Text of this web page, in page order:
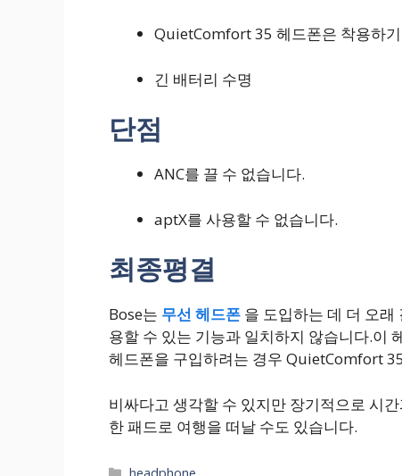
QuietComfort 35 헤드폰은 착용하
긴 배터리 수명
단점
ANC를 끌 수 없습니다.
aptX를 사용할 수 없습니다.
최종평결
Bose는 무선 헤드폰 을 도입하는 데 더 오
용할 수 있는 기능과 일치하지 않습니다.이
헤드폰을 구입하려는 경우 QuietComfort
비싸다고 생각할 수 있지만 장기적으로 시
한 패드로 여행을 떠날 수도 있습니다.
Categories
headphone